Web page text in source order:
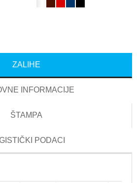
ZALIHE
INFORMACIJE
ŠTAMPA
PODACI